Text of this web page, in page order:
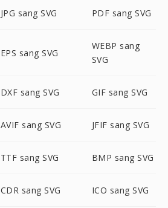
JPG sang SVG PDF sang SVG
EPS sang SVG
WEBP sang
SVG
DXF sang SVG GIF sang SVG
AVIF sang SVG JFIF sang SVG
TTF sang SVG BMP sang SVG
CDR sang SVG ICO sang SVG